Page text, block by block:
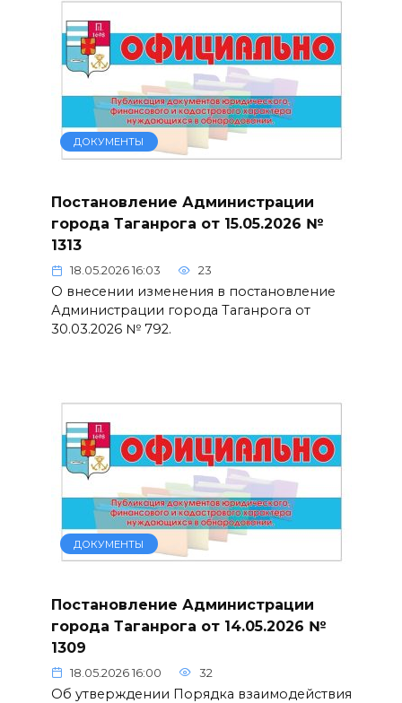
ДОКУМЕНТЫ
Постановление Администрации
города Таганрога от 15.05.2026 №
1313
18.05.2026 16:03 23
О внесении изменения в постановление
Администрации города Таганрога от
30.03.2026 № 792.
ДОКУМЕНТЫ
Постановление Администрации
города Таганрога от 14.05.2026 №
1309
18.05.2026 16:00 32
Об утверждении Порядка взаимодействия